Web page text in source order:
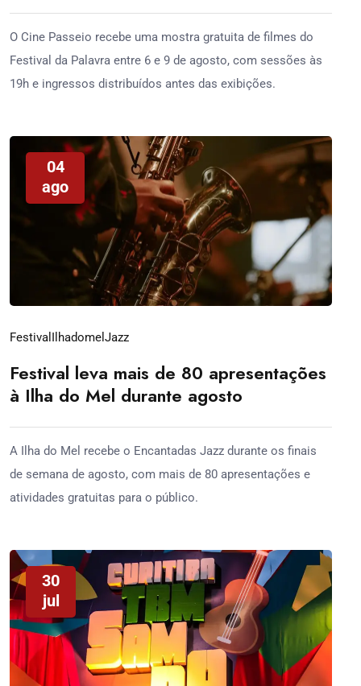
O Cine Passeio recebe uma mostra gratuita de filmes do
Festival da Palavra entre 6 e 9 de agosto, com sessões às
19h e ingressos distribuídos antes das exibições.
04
ago
Festival Ilhadomel Jazz
Festival leva mais de 80 apresentações
à Ilha do Mel durante agosto
A Ilha do Mel recebe o Encantadas Jazz durante os finais
de semana de agosto, com mais de 80 apresentações e
atividades gratuitas para o público.
30
jul